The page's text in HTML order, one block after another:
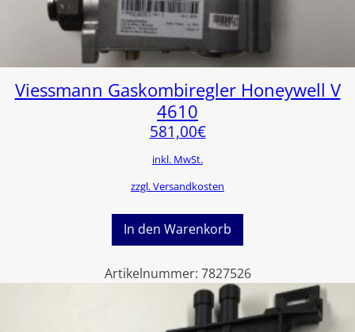
Viessmann Gaskombiregler Honeywell V
4610
581,00€
inkl. MwSt.
zzgl. Versandkosten
In den Warenkorb
Artikelnummer: 7827526